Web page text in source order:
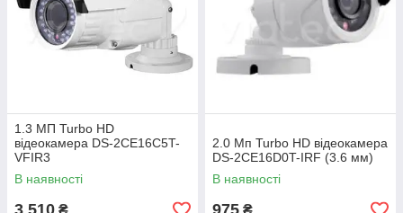
1.3 МП Turbo HD
відеокамера DS-2CE16C5T-
VFIR3
В наявності
2.0 Мп Turbo HD відеокамера
DS-2CE16D0T-IRF (3.6 мм)
В наявності